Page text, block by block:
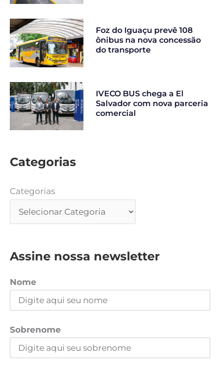
Foz do Iguaçu prevê 108
ônibus na nova concessão
do transporte
IVECO BUS chega a El
Salvador com nova parceria
comercial
Categorias
Categorias
Assine nossa newsletter
Nome
Sobrenome